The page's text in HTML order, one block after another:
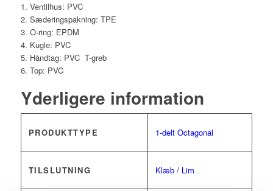
Ventilhus: PVC
Sæderingspakning: TPE
O-ring: EPDM
Kugle: PVC
Håndtag: PVC T-greb
Top: PVC
Yderligere information
PRODUKTTYPE 1-delt Octagonal
TILSLUTNING Klæb / Lim